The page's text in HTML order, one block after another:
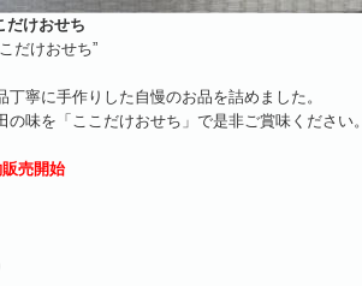
だけおせち
だけおせち”
寧に手作りした自慢のお品を詰めました。
味を「ここだけおせち」で是非ご賞味ください。
売開始